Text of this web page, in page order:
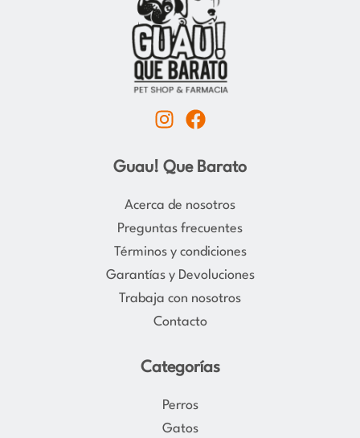
I
s
t
a
r
a
m
F
c
e
b
o
k
Guau! Que Barato
Acerca de nosotros
Preguntas frecuentes
Términos y condiciones
Garantías y Devoluciones
Trabaja con nosotros
Contacto
Categorías
Perros
Gatos